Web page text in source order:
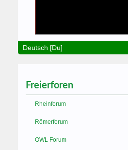
Deutsch [Du]
Freierforen
Rheinforum
Römerforum
OWL Forum